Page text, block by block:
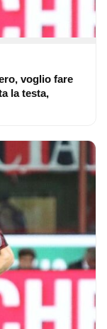
voglio fare
la testa,